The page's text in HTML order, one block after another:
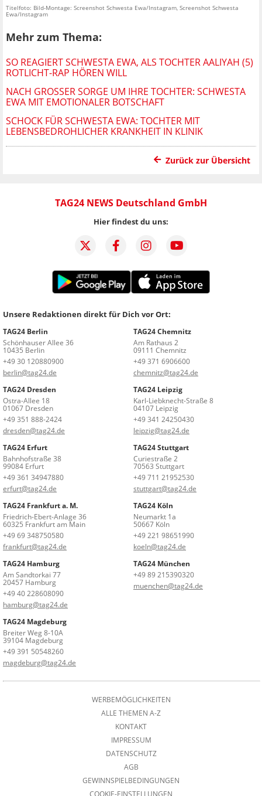
Titelfoto: Bild-Montage: Screenshot Schwesta Ewa/Instagram, Screenshot Schwesta
Ewa/Instagram
Mehr zum Thema:
SO REAGIERT SCHWESTA EWA, ALS TOCHTER AALIYAH (5)
ROTLICHT-RAP HÖREN WILL
NACH GROSSER SORGE UM IHRE TOCHTER: SCHWESTA E
WA MIT EMOTIONALER BOTSCHAFT
SCHOCK FÜR SCHWESTA EWA: TOCHTER MIT
LEBENSBEDROHLICHER KRANKHEIT IN KLINIK
Zurück zur Übersicht
TAG24 NEWS Deutschland GmbH
Hier findest du uns:
Unsere Redaktionen direkt für Dich vor Ort:
TAG24 Berlin
Schönhauser Allee 36
10435 Berlin
+49 30 120880900
berlin@tag24.de
TAG24 Chemnitz
Am Rathaus 2
09111 Chemnitz
+49 371 6906600
chemnitz@tag24.de
TAG24 Dresden
Ostra-Allee 18
01067 Dresden
+49 351 888-2424
dresden@tag24.de
TAG24 Leipzig
Karl-Liebknecht-Straße 8
04107 Leipzig
+49 341 24250430
leipzig@tag24.de
TAG24 Erfurt
Bahnhofstraße 38
99084 Erfurt
+49 361 34947880
erfurt@tag24.de
TAG24 Stuttgart
Curiestraße 2
70563 Stuttgart
+49 711 21952530
stuttgart@tag24.de
TAG24 Frankfurt a. M.
Friedrich-Ebert-Anlage 36
60325 Frankfurt am Main
+49 69 348750580
frankfurt@tag24.de
TAG24 Köln
Neumarkt 1a
50667 Köln
+49 221 98651990
koeln@tag24.de
TAG24 Hamburg
Am Sandtorkai 77
20457 Hamburg
+49 40 228608090
hamburg@tag24.de
TAG24 München
+49 89 215390320
muenchen@tag24.de
TAG24 Magdeburg
Breiter Weg 8-10A
39104 Magdeburg
+49 391 50548260
magdeburg@tag24.de
WERBEMÖGLICHKEITEN
ALLE THEMEN A-Z
KONTAKT
IMPRESSUM
DATENSCHUTZ
AGB
GEWINNSPIELBEDINGUNGEN
COOKIE-EINSTELLUNGEN